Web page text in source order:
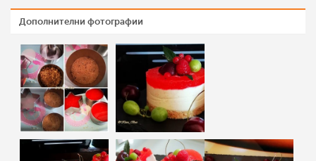
Дополнителни фотографии